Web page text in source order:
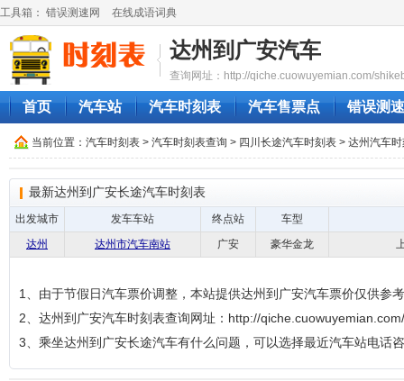
工具箱： 错误测速网 在线成语词典
达州到广安汽车
查询网址：http://qiche.cuowuyemian.com/
首页 汽车站 汽车时刻表 汽车售票点 错误测
当前位置： 汽车时刻表 > 汽车时刻表查询 > 四川长途汽车时刻表 > 达州汽车
最新达州到广安长途汽车时刻表
出发城市 发车车站 终点站
车型
达州
达州市汽车南站 广安 豪华金龙
1、由于节假日汽车票价调整，本站提供达州到广安汽车票价仅供参
2、达州到广安汽车时刻表查询网址：http://
3、乘坐达州到广安长途汽车有什么问题，可以选择最近汽车站电话